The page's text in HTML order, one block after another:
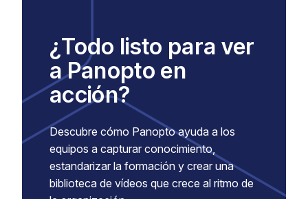
¿Todo listo para ver
a Panopto en
acción?
Descubre cómo Panopto ayuda a los
equipos a capturar conocimiento,
estandarizar la formación y crear una
biblioteca de vídeos que crece al ritmo de